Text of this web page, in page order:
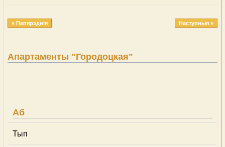
« Папярэднія Наступныя »
Апартаменты "Городоцкая"
Аб
Тып